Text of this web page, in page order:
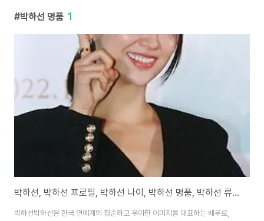
박하선 명품 1
박하선, 박하선 프로필, 박하선 나이, 박하선 명품, 박하선 류수영
박하선박하선은 한국 연예계의 청순하고 우아한 이미지를 대표하는 배우로,